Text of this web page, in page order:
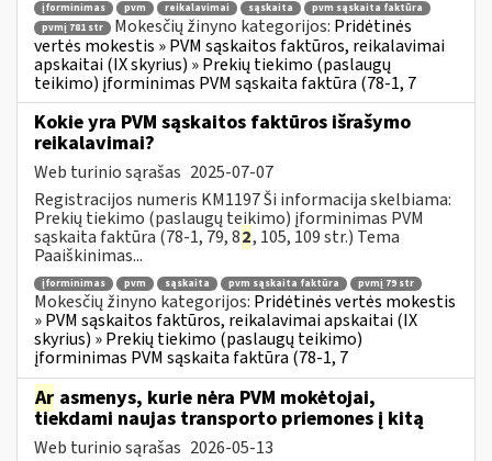
įforminimas pvm reikalavimai sąskaita
pvm sąskaita faktūra
pvmį 781 str
Mokesčių žinyno kategorijos: Pridėtinės
vertės mokestis » PVM sąskaitos faktūros, reikalavimai
apskaitai (IX skyrius) » Prekių tiekimo (paslaugų
teikimo) įforminimas PVM sąskaita faktūra (78-1, 7
Kokie yra PVM sąskaitos faktūros išrašymo
reikalavimai?
Web turinio sąrašas 2025-07-07
Registracijos numeris KM1197 Ši informacija skelbiama:
Prekių tiekimo (paslaugų teikimo) įforminimas PVM
sąskaita faktūra (78-1, 79, 82, 105, 109 str.) Tema
Paaiškinimas...
įforminimas pvm sąskaita pvm sąskaita faktūra pvmį 79 str
Mokesčių žinyno kategorijos: Pridėtinės vertės mokestis
» PVM sąskaitos faktūros, reikalavimai apskaitai (IX
skyrius) » Prekių tiekimo (paslaugų teikimo)
įforminimas PVM sąskaita faktūra (78-1, 7
Ar asmenys, kurie nėra PVM mokėtojai,
tiekdami naujas transporto priemones į kitą
Web turinio sąrašas 2026-05-13